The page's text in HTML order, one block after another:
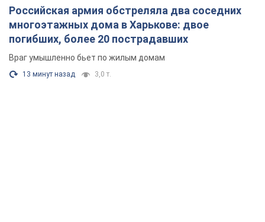
Российская армия обстреляла два соседних
многоэтажных дома в Харькове: двое
погибших, более 20 пострадавших
Враг умышленно бьет по жилым домам
13 минут назад 3,0 т.